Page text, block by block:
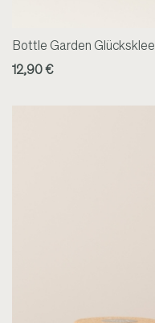
Bottle Garden Glücksklee
12,90 €